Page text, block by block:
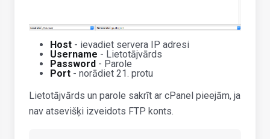
Host - ievadiet servera IP adresi
Username - Lietotājvārds
Password - Parole
Port - norādiet 21. protu
Lietotājvārds un parole sakrīt ar cPanel pieejām, ja
nav atsevišķi izveidots FTP konts.